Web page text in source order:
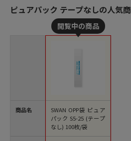
ピュアパック テープなしの人気
商品名
SWAN OPP袋 ピュア
パック S5-25 (テープ
なし) 100枚/袋